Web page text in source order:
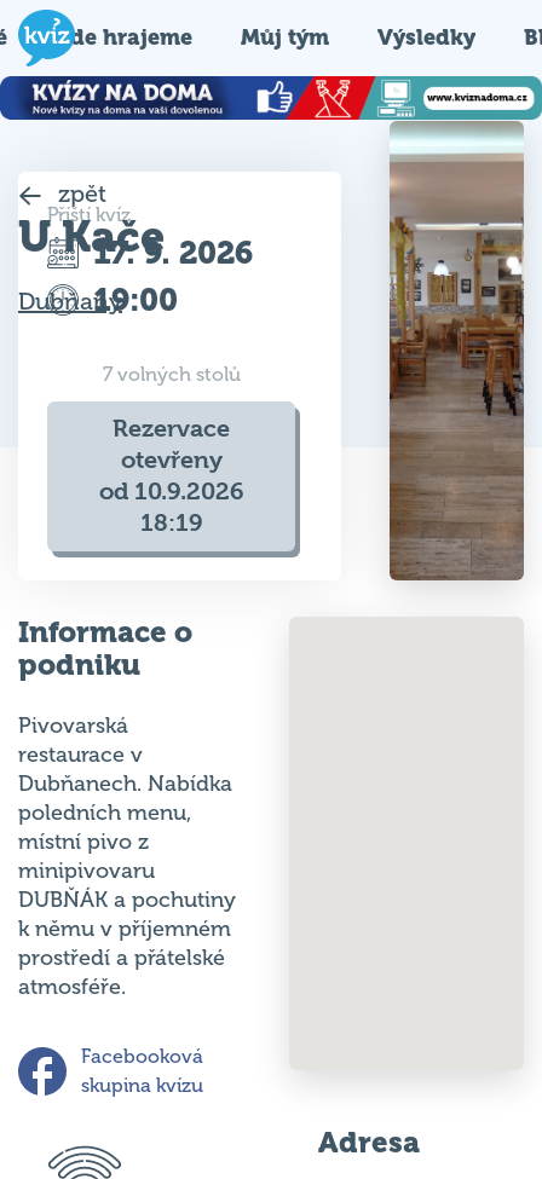
Kde hrajeme Můj tým Výsledky
zpět
U Kače
Dubňany
Příští kvíz
17. 9. 2026
19:00
7 volných stolů
Rezervace
otevřeny
od 10.9.2026
18:19
Informace o
podniku
Pivovarská
restaurace v
Dubňanech. Nabídka
poledních menu,
místní pivo z
minipivovaru
DUBŇÁK a pochutiny
k němu v příjemném
prostředí a přátelské
atmosféře.
Facebooková
skupina kvízu
Adresa